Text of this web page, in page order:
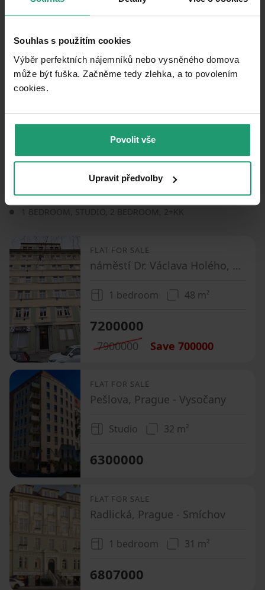
Souhlas s použitím cookies
Výběr perfektních nájemníků nebo vysněného domova
může být fuška. Začněme tedy zlehka, a to povolením
cookies.​
Povolit vše
Upravit předvolby
© OpenStreetMap contributors
How far to…:
Similar listings
SALE
FLAT
1 BEDROOM
STUDIO 2 BEDROOM
FLAT FOR SALE
náměstí Dr. Václava Holého, Prague - Libeň
1 bedroom 48 m²
7200000
7900000 Save 700000
FLAT FOR SALE
Pešlova, Prague - Vysočany
Studio 32 m²
6300000
FLAT FOR SALE
Radlická, Prague - Smíchov
1 bedroom 31 m²
6807000